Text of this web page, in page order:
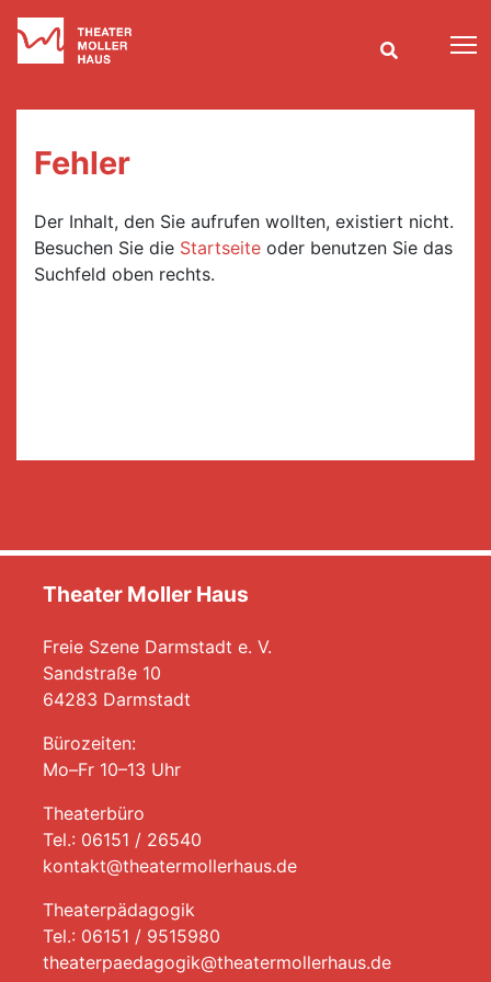
Fehler
Der Inhalt, den Sie aufrufen wollten, existiert nicht.
Besuchen Sie die Startseite oder benutzen Sie das
Suchfeld oben rechts.
Theater Moller Haus
Freie Szene Darmstadt e. V.
Sandstraße 10
64283 Darmstadt
Bürozeiten:
Mo–Fr 10–13 Uhr
Theaterbüro
Tel.: 06151 / 26540
kontakt@theatermollerhaus.de
Theaterpädagogik
Tel.: 06151 / 9515980
theaterpaedagogik@theatermollerhaus.de